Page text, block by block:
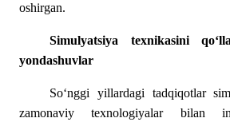
oshirgan.
Simulyatsiya texnikasini
yondashuvlar
So‘nggi yillardagi tadqiqotlar
zamonaviy texnologiyalar bilan